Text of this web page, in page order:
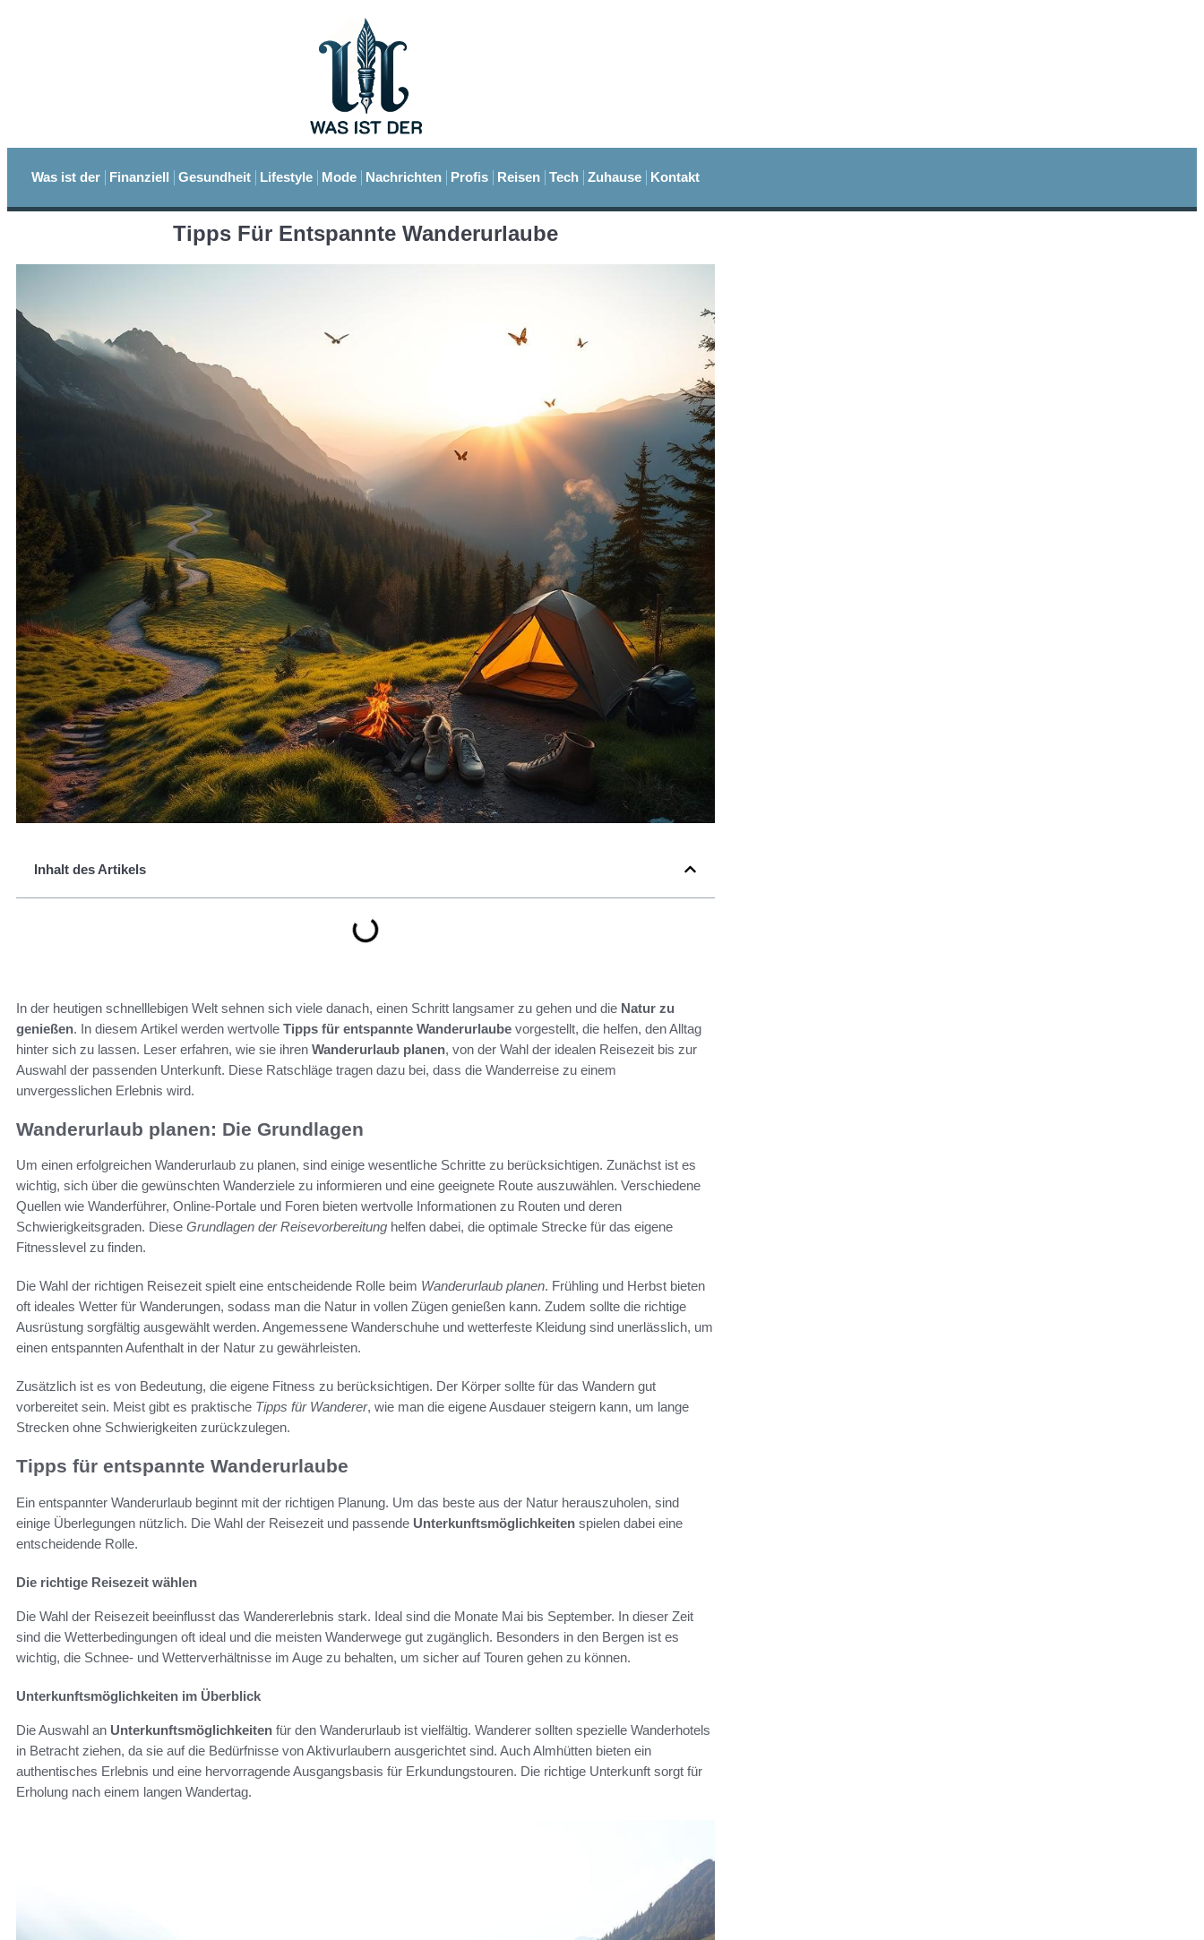
Was ist der Finanziell Gesundheit Lifestyle Mode Nachrichten Profis Reisen Tech Zuhause Kontakt
Tipps Für Entspannte Wanderurlaube
Inhalt des Artikels
In der heutigen schnelllebigen Welt sehnen sich viele danach, einen Schritt langsamer zu gehen und die Natur zu
genießen. In diesem Artikel werden wertvolle Tipps für entspannte Wanderurlaube vorgestellt, die helfen, den Alltag
hinter sich zu lassen. Leser erfahren, wie sie ihren Wanderurlaub planen, von der Wahl der idealen Reisezeit bis zur
Auswahl der passenden Unterkunft. Diese Ratschläge tragen dazu bei, dass die Wanderreise zu einem
unvergesslichen Erlebnis wird.
Wanderurlaub planen: Die Grundlagen
Um einen erfolgreichen Wanderurlaub zu planen, sind einige wesentliche Schritte zu berücksichtigen. Zunächst ist es
wichtig, sich über die gewünschten Wanderziele zu informieren und eine geeignete Route auszuwählen. Verschiedene
Quellen wie Wanderführer, Online-Portale und Foren bieten wertvolle Informationen zu Routen und deren
Schwierigkeitsgraden. Diese Grundlagen der Reisevorbereitung helfen dabei, die optimale Strecke für das eigene
Fitnesslevel zu finden.
Die Wahl der richtigen Reisezeit spielt eine entscheidende Rolle beim Wanderurlaub planen. Frühling und Herbst bieten
oft ideales Wetter für Wanderungen, sodass man die Natur in vollen Zügen genießen kann. Zudem sollte die richtige
Ausrüstung sorgfältig ausgewählt werden. Angemessene Wanderschuhe und wetterfeste Kleidung sind unerlässlich, um
einen entspannten Aufenthalt in der Natur zu gewährleisten.
Zusätzlich ist es von Bedeutung, die eigene Fitness zu berücksichtigen. Der Körper sollte für das Wandern gut
vorbereitet sein. Meist gibt es praktische Tipps für Wanderer, wie man die eigene Ausdauer steigern kann, um lange
Strecken ohne Schwierigkeiten zurückzulegen.
Tipps für entspannte Wanderurlaube
Ein entspannter Wanderurlaub beginnt mit der richtigen Planung. Um das beste aus der Natur herauszuholen, sind
einige Überlegungen nützlich. Die Wahl der Reisezeit und passende Unterkunftsmöglichkeiten spielen dabei eine
entscheidende Rolle.
Die richtige Reisezeit wählen
Die Wahl der Reisezeit beeinflusst das Wandererlebnis stark. Ideal sind die Monate Mai bis September. In dieser Zeit
sind die Wetterbedingungen oft ideal und die meisten Wanderwege gut zugänglich. Besonders in den Bergen ist es
wichtig, die Schnee- und Wetterverhältnisse im Auge zu behalten, um sicher auf Touren gehen zu können.
Unterkunftsmöglichkeiten im Überblick
Die Auswahl an Unterkunftsmöglichkeiten für den Wanderurlaub ist vielfältig. Wanderer sollten spezielle Wanderhotels
in Betracht ziehen, da sie auf die Bedürfnisse von Aktivurlaubern ausgerichtet sind. Auch Almhütten bieten ein
authentisches Erlebnis und eine hervorragende Ausgangsbasis für Erkundungstouren. Die richtige Unterkunft sorgt für
Erholung nach einem langen Wandertag.